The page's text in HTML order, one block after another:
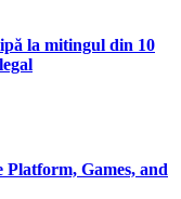
la mitingul din 10
Platform, Games, and